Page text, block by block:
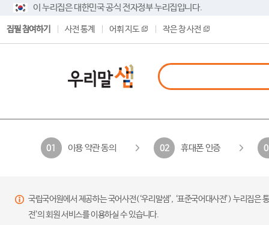
이 누리집은 대한민국 공식 전자정부 누리집입니다.
집필 참여하기 사전 통계 어휘 지도 작은 창 사전
01 이용 약관 동의 02 휴대폰 인증
국립국어원에서 제공하는 국어사전(‘우리말샘’, ‘표준국어대사전’) 누리집
전’의 회원 서비스를 이용하실 수 있습니다.